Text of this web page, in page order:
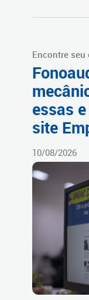
Encontre seu
essas
site
10/08/2026